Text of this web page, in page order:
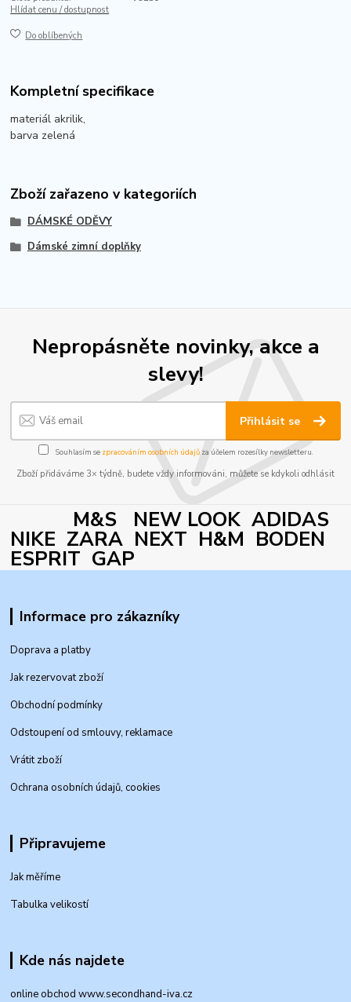
Hlídat cenu / dostupnost
Do oblíbených
Kompletní specifikace
materiál akrilik,
barva zelená
Zboží zařazeno v kategoriích
DÁMSKÉ ODĚVY
Dámské zimní doplňky
Nepropásněte novinky, akce a
slevy!
Přihlásit se
Souhlasím se zpracováním osobních údajůza účelem rozesílky newsletteru.
Zboží přidáváme 3× týdně, budete vždy informováni, můžete se kdykoli odhlásit
M&S NEW LOOK ADIDAS
NIKE ZARA NEXT H&M BODEN
ESPRIT GAP
Informace pro zákazníky
Doprava a platby
Jak rezervovat zboží
Obchodní podmínky
Odstoupení od smlouvy, reklamace
Vrátit zboží
Ochrana osobních údajů, cookies
Připravujeme
Jak měříme
Tabulka velikostí
Kde nás najdete
online obchod www.secondhand-iva.cz